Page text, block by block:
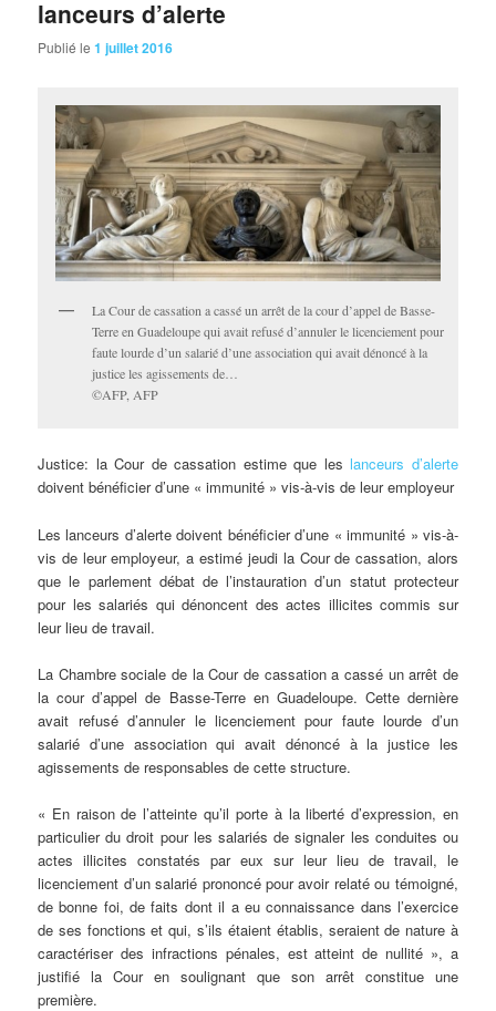
lanceurs d’alerte
Publié le1 juillet 2016
La Cour de cassation a cassé un arrêt de la cour d’appel de Basse-
Terre en Guadeloupe qui avait refusé d’annuler le licenciement pour
faute lourde d’un salarié d’une association qui avait dénoncé à la
justice les agissements de…
©AFP, AFP
Justice: la Cour de cassation estime que leslanceurs d’alerte
doivent bénéficier d’une « immunité » vis-à-vis de leur employeur
Les lanceurs d’alerte doivent bénéficier d’une « immunité » vis-à-
vis de leur employeur, a estimé jeudi la Cour de cassation, alors
que le parlement débat de l’instauration d’un statut protecteur
pour les salariés qui dénoncent des actes illicites commis sur
leur lieu de travail.
La Chambre sociale de la Cour de cassation a cassé un arrêt de
la cour d’appel de Basse-Terre en Guadeloupe. Cette dernière
avait refusé d’annuler le licenciement pour faute lourde d’un
salarié d’une association qui avait dénoncé à la justice les
agissements de responsables de cette structure.
« En raison de l’atteinte qu’il porte à la liberté d’expression, en
particulier du droit pour les salariés de signaler les conduites ou
actes illicites constatés par eux sur leur lieu de travail, le
licenciement d’un salarié prononcé pour avoir relaté ou témoigné,
de bonne foi, de faits dont il a eu connaissance dans l’exercice
de ses fonctions et qui, s’ils étaient établis, seraient de nature à
caractériser des infractions pénales, est atteint de nullité », a
justifié la Cour en soulignant que son arrêt constitue une
première.